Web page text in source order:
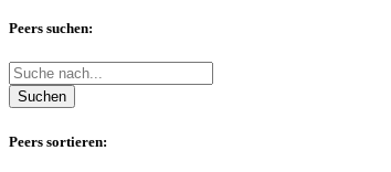
Peers suchen:
Suchen
Peers sortieren: